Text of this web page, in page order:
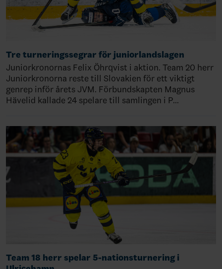
Tre turneringssegrar för juniorlandslagen
Juniorkronornas Felix Öhrqvist i aktion. Team 20 herr
Juniorkronorna reste till Slovakien för ett viktigt
genrep inför årets JVM. Förbundskapten Magnus
Hävelid kallade 24 spelare till samlingen i P…
Team 18 herr spelar 5-nationsturnering i